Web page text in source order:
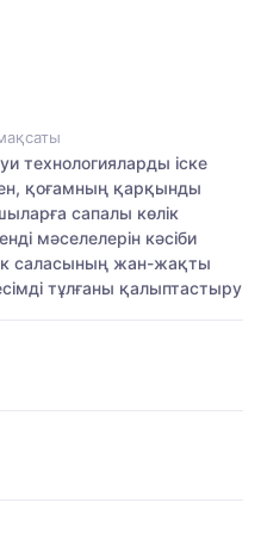
технологияларды іске
қоғамның қарқынды
сапалы көлік
мәселелерін кәсіби
саласының жан-жақты
тұлғаны қалыптастыру